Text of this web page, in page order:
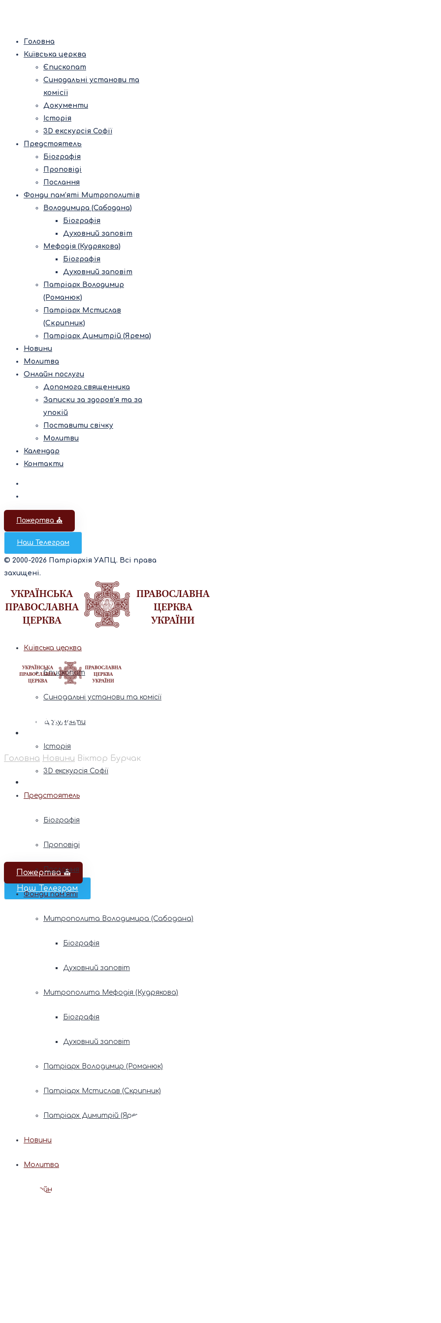
Головна
Київська церква
Єпископат
Синодальні установи та
комісії
Документи
Історія
3D екскурсія Софії
Предстоятель
Біографія
Проповіді
Послання
Фонди пам’яті Митрополитів
Володимира (Сабодана)
Біографія
Духовний заповіт
Мефодія (Кудрякова)
Біографія
Духовний заповіт
Патріарх Володимир
(Романюк)
Патріарх Мстислав
(Скрипник)
Патріарх Димитрій (Ярема)
Новини
Молитва
Онлайн послуги
Допомога священника
Записки за здоров’я та за
упокій
Поставити свічку
Молитви
Календар
Контакти
Пожертва ⛪️
Наш Телеграм
© 2000-2026 Патріархія УАПЦ. Всі права
захищені.
Наш Телеграм
Пожертва ⛪️
Київська церква
Єпископат
Синодальні установи та комісії
Документи
Історія
3D екскурсія Софії
Предстоятель
Біографія
Проповіді
Послання
Фонди пам’яті
Митрополита Володимира (Сабодана)
Біографія
Духовний заповіт
Митрополита Мефодія (Кудрякова)
Біографія
Духовний заповіт
Патріарх Володимир (Романюк)
Патріарх Мстислав (Скрипник)
Патріарх Димитрій (Ярема)
Новини
Молитва
Онлайн послуги
Віктор Бурчак
Головна Новини Віктор Бурчак